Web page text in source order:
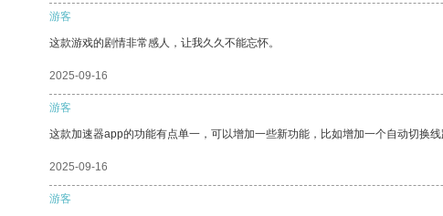
游客
这款游戏的剧情非常感人，让我久久不能忘怀。
2025-09-16
游客
这款加速器app的功能有点单一，可以增加一些新功能，比如增加一个自动切换线
2025-09-16
游客